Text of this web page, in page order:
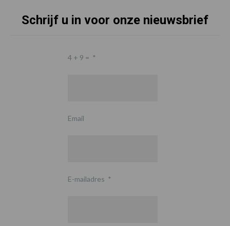
Schrijf u in voor onze nieuwsbrief
4 + 9 = *
Email
E-mailadres *